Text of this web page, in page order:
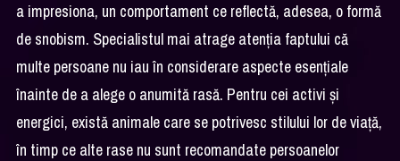
a impresiona, un comportament ce reflectă, adesea, o formă
de snobism. Specialistul mai atrage atenția faptului că
multe persoane nu iau în considerare aspecte esențiale
înainte de a alege o anumită rasă. Pentru cei activi și
energici, există animale care se potrivesc stilului lor de viață,
în timp ce alte rase nu sunt recomandate persoanelor